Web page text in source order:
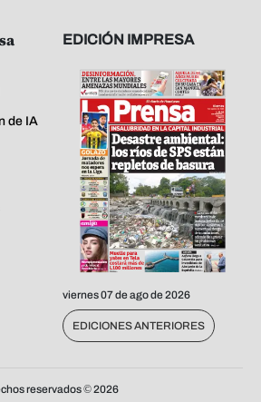
de IA
EDICIÓN IMPRESA
viernes 07 de ago de 2026
EDICIONES ANTERIORES
reservados ©2026